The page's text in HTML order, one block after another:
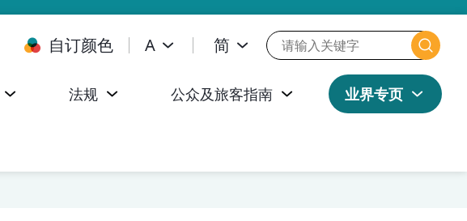
自订颜色 A 简
法规 公众及旅客指南 业界专页